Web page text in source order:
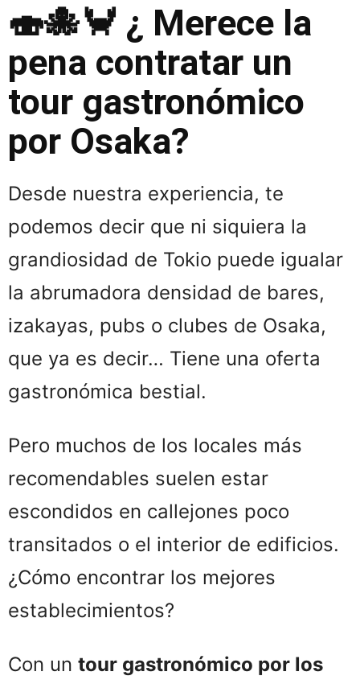
🍣🐙🦀 ¿ Merece la
pena contratar un
tour gastronómico
por Osaka?
Desde nuestra experiencia, te
podemos decir que ni siquiera la
grandiosidad de Tokio puede igualar
la abrumadora densidad de bares,
izakayas, pubs o clubes de Osaka,
que ya es decir… Tiene una oferta
gastronómica bestial.
Pero muchos de los locales más
recomendables suelen estar
escondidos en callejones poco
transitados o el interior de edificios.
¿Cómo encontrar los mejores
establecimientos?
Con un tour gastronómico por los